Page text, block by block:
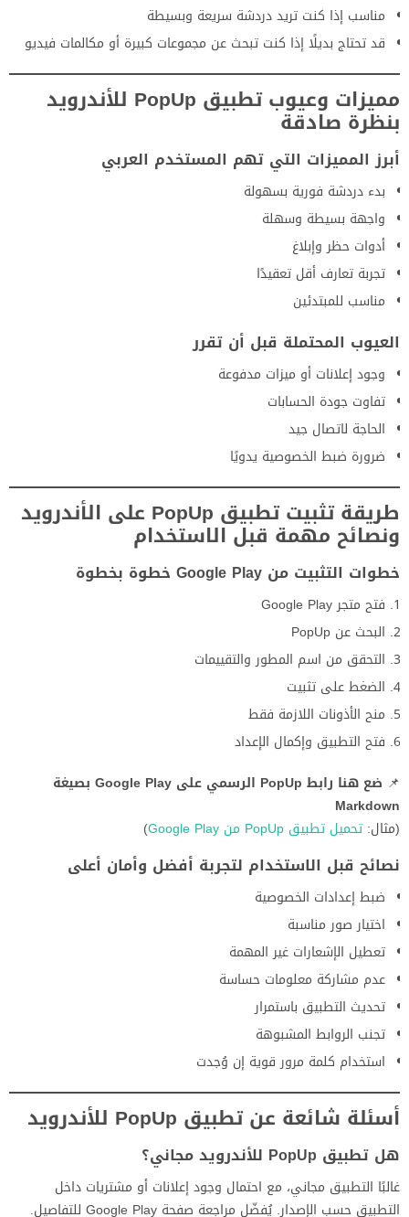
مناسب إذا كنت تريد دردشة سريعة وبسيطة
قد تحتاج بديلًا إذا كنت تبحث عن مجموعات كبيرة أو مكالمات فيديو
مميزات وعيوب تطبيق PopUp للأندرويد
بنظرة صادقة
أبرز المميزات التي تهم المستخدم العربي
بدء دردشة فورية بسهولة
واجهة بسيطة وسهلة
أدوات حظر وإبلاغ
تجربة تعارف أقل تعقيدًا
مناسب للمبتدئين
العيوب المحتملة قبل أن تقرر
وجود إعلانات أو ميزات مدفوعة
تفاوت جودة الحسابات
الحاجة لاتصال جيد
ضرورة ضبط الخصوصية يدويًا
طريقة تثبيت تطبيق PopUp على الأندرويد
ونصائح مهمة قبل الاستخدام
خطوات التثبيت من Google Play خطوة بخطوة
فتح متجر Google Play
البحث عن PopUp
التحقق من اسم المطور والتقييمات
الضغط على تثبيت
منح الأذونات اللازمة فقط
فتح التطبيق وإكمال الإعداد
📌
ضع هنا رابط PopUp الرسمي على Google Play بصيغة
Markdown
(مثال: تحميل تطبيق PopUp من Google Play )
نصائح قبل الاستخدام لتجربة أفضل وأمان أعلى
ضبط إعدادات الخصوصية
اختيار صور مناسبة
تعطيل الإشعارات غير المهمة
عدم مشاركة معلومات حساسة
تحديث التطبيق باستمرار
تجنب الروابط المشبوهة
استخدام كلمة مرور قوية إن وُجدت
أسئلة شائعة عن تطبيق PopUp للأندرويد
هل تطبيق PopUp للأندرويد مجاني؟
غالبًا التطبيق مجاني، مع احتمال وجود إعلانات أو مشتريات داخل
التطبيق حسب الإصدار. يُفضّل مراجعة صفحة Google Play للتفاصيل.